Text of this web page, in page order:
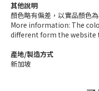
其他說明
顏色略有偏差，以實品顏色為
More information: The
different form the
產地/製造方式
新加坡